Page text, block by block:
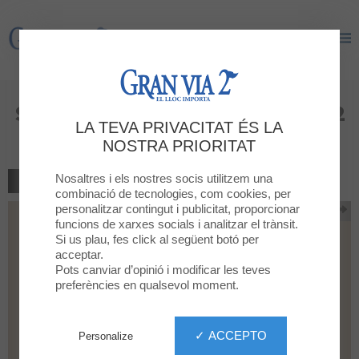
Gran Via 2
SANTAGLORIA arrive à Gran Via 2
! 🥐☕
TORNAR AL LLISTAT
LA TEVA PRIVACITAT ÉS LA
NOSTRA PRIORITAT
Nosaltres i els nostres socis utilitzem una
combinació de tecnologies, com cookies, per
personalitzar contingut i publicitat, proporcionar
funcions de xarxes socials i analitzar el trànsit.
Si us plau, fes click al següent botó per
acceptar.
Pots canviar d’opinió i modificar les teves
preferències en qualsevol moment.
✓ ACCEPTO
Personalize